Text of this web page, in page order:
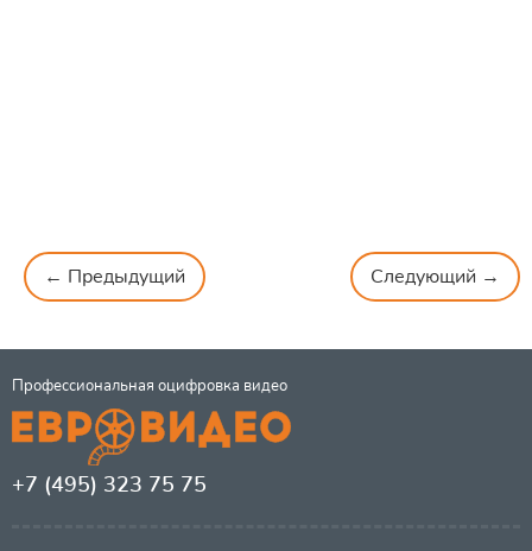
← Предыдущий Следующий →
Профессиональная оцифровка видео
+7 (495) 323 75 75